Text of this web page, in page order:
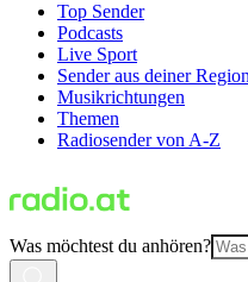
Top Sender
Podcasts
Live Sport
Sender aus deiner Region
Musikrichtungen
Themen
Radiosender von A-Z
Was möchtest du anhören?